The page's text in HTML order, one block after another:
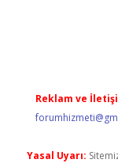
Reklam ve
Yasal Uyarı: